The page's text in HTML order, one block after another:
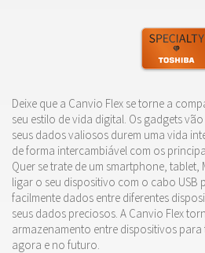
Deixe que a Canvio Flex se torne a
seu estilo de vida digital. Os gadgets
seus dados valiosos durem uma vida
de forma intercambiável com os
Quer se trate de um smartphone, tablet,
ligar o seu dispositivo com o cabo USB
facilmente dados entre diferentes
seus dados preciosos. A Canvio Flex
armazenamento entre dispositivos
agora e no futuro.